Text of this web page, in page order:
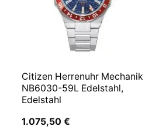
Citizen Herrenuhr Mechanik
NB6030-59L Edelstahl,
Edelstahl
1.075,50 €